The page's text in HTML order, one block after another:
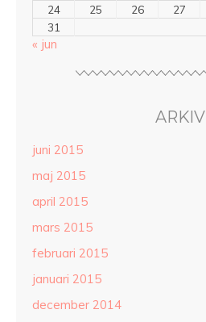
24
25 26 27
31
« jun
ARKIV
juni 2015
maj 2015
april 2015
mars 2015
februari 2015
januari 2015
december 2014